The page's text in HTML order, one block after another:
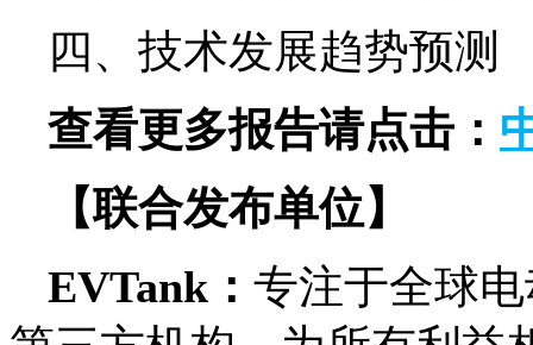
四、技术发展趋势预测
查看更多报告请点击：
【联合发布单位】
EVTank： 专注于全球